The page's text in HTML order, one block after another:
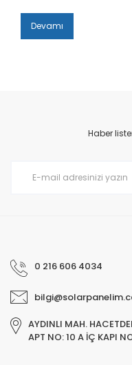
yanlış bağlantı,
problemleri nedeniyle
Devamı
Haber
0 216 606 4034
AYDINLI MAH.
APT NO: 10 A İÇ KAPI